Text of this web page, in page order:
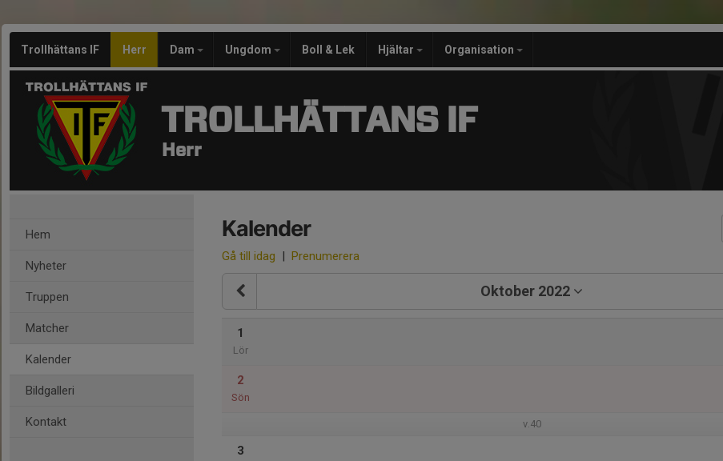
Trollhättans IF Herr Dam Ungdom Boll & Lek Hjältar Organisation
TROLLHÄTTANS IF
Herr
Hem
Nyheter
Truppen
Matcher
Kalender
Bildgalleri
Kontakt
Kalender
Gå till idag | Prenumerera
Oktober 2022
1
Lör
2
Sön
v.40
3